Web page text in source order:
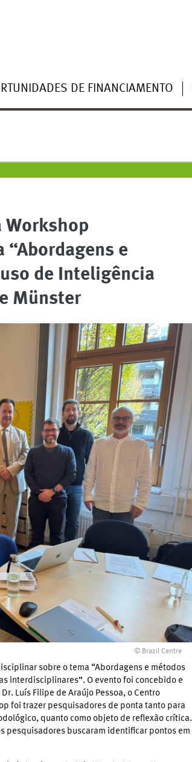
DE FINANCIAMENTO
Workshop
e
de Inteligência
Münster
© Brazil Centre
sobre o tema “Abordagens e métodos
interdisciplinares”. O evento foi concebido e
Luís Filipe de Araújo Pessoa, o Centro
foi trazer pesquisadores de ponta tanto para
quanto como objeto de reflexão crítica.
pesquisadores buscaram identificar pontos em